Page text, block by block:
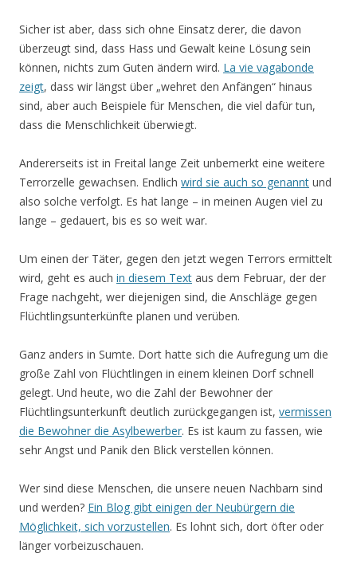
Sicher ist aber, dass sich ohne Einsatz derer, die davon
überzeugt sind, dass Hass und Gewalt keine Lösung sein
können, nichts zum Guten ändern wird. La vie vagabonde
zeigt, dass wir längst über „wehret den Anfängen“ hinaus
sind, aber auch Beispiele für Menschen, die viel dafür tun,
dass die Menschlichkeit überwiegt.
Andererseits ist in Freital lange Zeit unbemerkt eine weitere
Terrorzelle gewachsen. Endlich wird sie auch so genannt und
also solche verfolgt. Es hat lange – in meinen Augen viel zu
lange – gedauert, bis es so weit war.
Um einen der Täter, gegen den jetzt wegen Terrors ermittelt
wird, geht es auch in diesem Text aus dem Februar, der der
Frage nachgeht, wer diejenigen sind, die Anschläge gegen
Flüchtlingsunterkünfte planen und verüben.
Ganz anders in Sumte. Dort hatte sich die Aufregung um die
große Zahl von Flüchtlingen in einem kleinen Dorf schnell
gelegt. Und heute, wo die Zahl der Bewohner der
Flüchtlingsunterkunft deutlich zurückgegangen ist, vermissen
die Bewohner die Asylbewerber. Es ist kaum zu fassen, wie
sehr Angst und Panik den Blick verstellen können.
Wer sind diese Menschen, die unsere neuen Nachbarn sind
und werden? Ein Blog gibt einigen der Neubürgern die
Möglichkeit, sich vorzustellen. Es lohnt sich, dort öfter oder
länger vorbeizuschauen.